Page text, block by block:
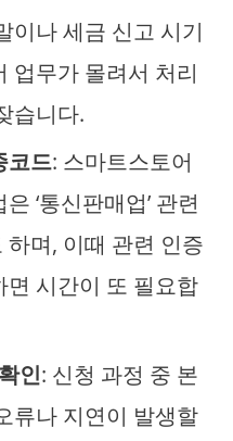
이나 세금 신고 시기
업무가 몰려서 처리
습니다.
코드: 스마트스토어
‘통신판매업’ 관련
며, 이때 관련 인증
면 시간이 또 필요합
인: 신청 과정 중 본
류나 지연이 발생할